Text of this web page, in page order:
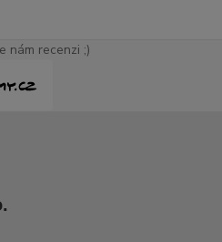
nám recenzi ;)